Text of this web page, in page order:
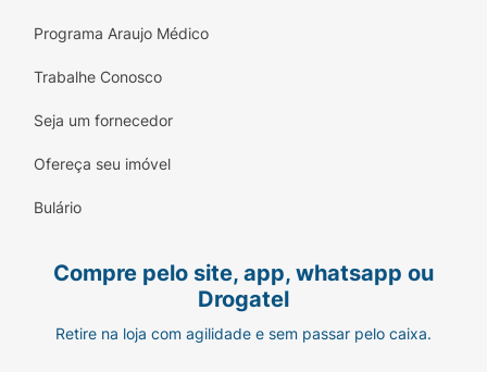
Programa Araujo Médico
Trabalhe Conosco
Seja um fornecedor
Ofereça seu imóvel
Bulário
Compre pelo site, app, whatsapp ou
Drogatel
Retire na loja com agilidade e sem passar pelo caixa.